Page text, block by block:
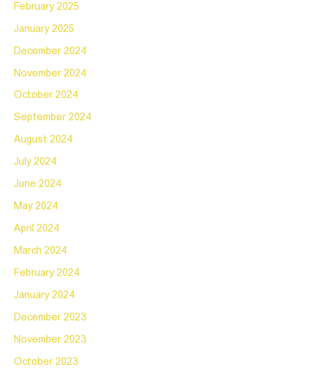
February 2025
January 2025
December 2024
November 2024
October 2024
September 2024
August 2024
July 2024
June 2024
May 2024
April 2024
March 2024
February 2024
January 2024
December 2023
November 2023
October 2023